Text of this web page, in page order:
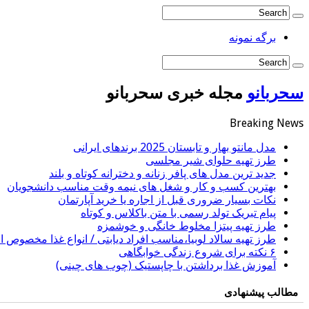
برگه نمونه
سحربانو مجله خبری سحربانو
Breaking News
مدل مانتو بهار و تابستان 2025 برندهای ایرانی
طرز تهیه حلوای شیر مجلسی
جدید ترین مدل های پافر زنانه و دخترانه کوتاه و بلند
بهترین کسب و کار و شغل های نیمه وقت مناسب دانشجویان
نکات بسیار ضروری قبل از اجاره یا خرید آپارتمان
پیام تبریک تولد رسمی با متن باکلاس و کوتاه
طرز تهیه پیتزا مخلوط خانگی و خوشمزه
طرز تهیه سالاد لوبیا،مناسب افراد دیابتی / انواع غذا مخصوص
۶ نکته برای شروع زندگی خوابگاهی
آموزش غذا برداشتن با چاپستیک (چوب های چینی)
مطالب پیشنهادی